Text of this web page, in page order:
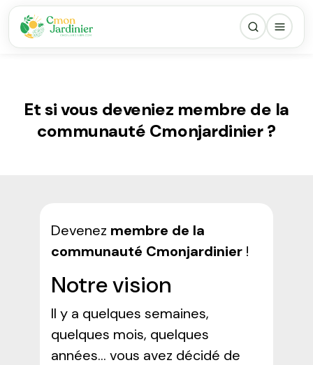
Et si vous deveniez membre de la
communauté Cmonjardinier ?
Devenez membre de la
communauté Cmonjardinier!
Notre vision
Il y a quelques semaines,
quelques mois, quelques
années… vous avez décidé de